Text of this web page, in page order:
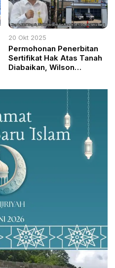
20 Okt 2025
Permohonan Penerbitan
Sertifikat Hak Atas Tanah
Diabaikan, Wilson